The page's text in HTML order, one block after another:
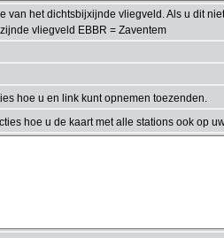
van het dichtsbijxijnde vliegveld. Als u dit
vliegveld EBBR = Zaventem
hoe u en link kunt opnemen toezenden.
hoe u de kaart met alle stations ook op